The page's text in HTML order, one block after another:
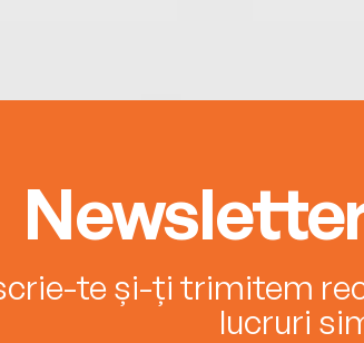
te și-ți trimitem
lucruri